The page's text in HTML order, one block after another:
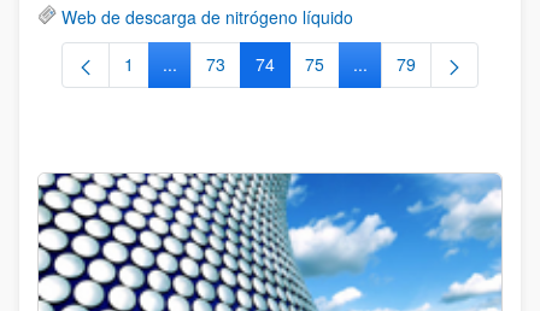
Web de descarga de nitrógeno líquido
Página
1 ...Páginas intermedias Use TAB para desplazarse.
Página
73 Página
74 Página
75 ...Páginas intermedias
Página
79